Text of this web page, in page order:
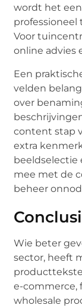
wordt het
professioneel
Voor
online advies
Een
velden
over
content stap
extra
beeldselectie
mee met de
beheer
Wie beter
sector, heeft
e-commerce,
wholesale